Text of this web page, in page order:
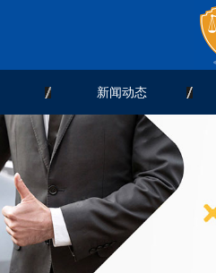
新闻动态